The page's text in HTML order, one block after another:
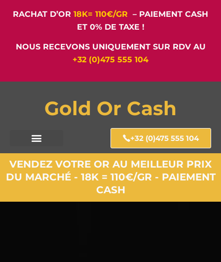
RACHAT D’OR 18K= 110€/GR – PAIEMENT CASH
ET 0% DE TAXE !
NOUS RECEVONS UNIQUEMENT SUR RDV AU
+32 (0)475 555 104
Gold Or Cash
+32 (0)475 555 104
VENDEZ VOTRE OR AU MEILLEUR PRIX
DU MARCHÉ - 18K = 110€/GR - PAIEMENT
CASH